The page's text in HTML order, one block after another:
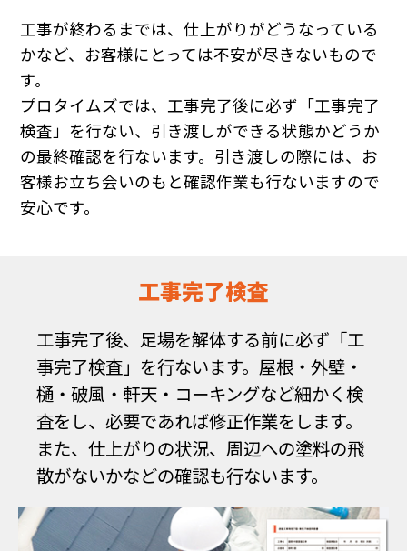
工事が終わるまでは、仕上がりがどうなっている
かなど、お客様にとっては不安が尽きないもので
す。
プロタイムズでは、工事完了後に必ず「工事完了
検査」を行ない、引き渡しができる状態かどうか
の最終確認を行ないます。引き渡しの際には、お
客様お立ち会いのもと確認作業も行ないますので
安心です。
工事完了検査
工事完了後、足場を解体する前に必ず「工
事完了検査」を行ないます。屋根・外壁・
樋・破風・軒天・コーキングなど細かく検
査をし、必要であれば修正作業をします。
また、仕上がりの状況、周辺への塗料の飛
散がないかなどの確認も行ないます。